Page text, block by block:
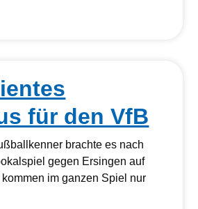
für den VfB
brachte es nach
gegen Ersingen auf
kommen im ganzen Spiel nur